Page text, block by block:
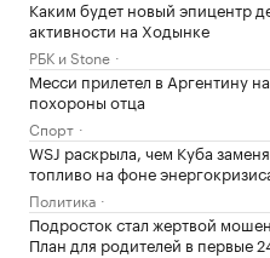
Каким будет новый эпицентр
активности на Ходынке
РБК и Stone
Месси прилетел в Аргентину на
похороны отца
Спорт
WSJ раскрыла, чем Куба
топливо на фоне
Политика
Подросток стал жертвой
План для родителей в первые